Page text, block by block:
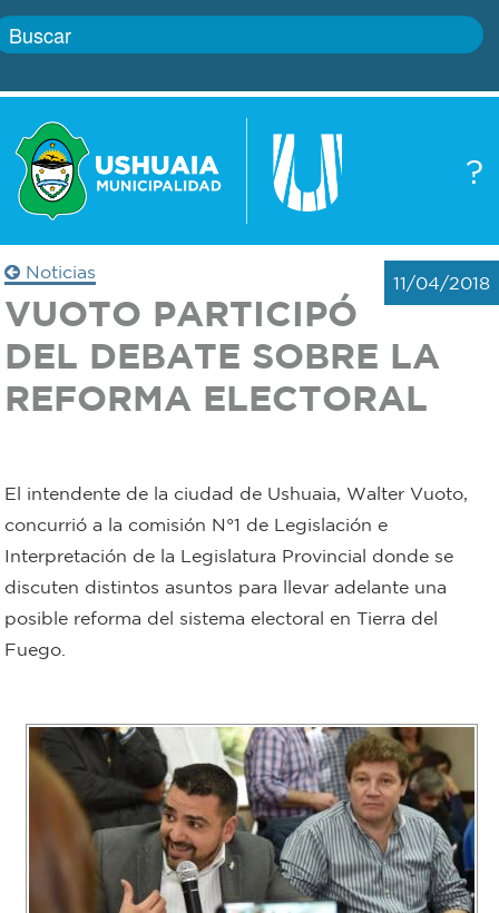
?
Boletín
Defensa
civil
Bromatología
Rentas
bondi
Boleto
estudiantil
Gobierno
Trámites
Transparencia
Correo
Personal
municipal
Noticias
11/04/2018
VUOTO PARTICIPÓ
DEL DEBATE SOBRE LA
REFORMA ELECTORAL
El intendente de la ciudad de Ushuaia, Walter Vuoto,
concurrió a la comisión N°1 de Legislación e
Interpretación de la Legislatura Provincial donde se
discuten distintos asuntos para llevar adelante una
posible reforma del sistema electoral en Tierra del
Fuego.